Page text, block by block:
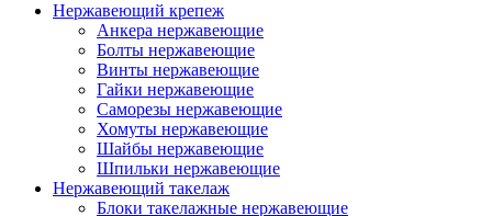
Нержавеющий крепеж
Анкера нержавеющие
Болты нержавеющие
Винты нержавеющие
Гайки нержавеющие
Саморезы нержавеющие
Хомуты нержавеющие
Шайбы нержавеющие
Шпильки нержавеющие
Нержавеющий такелаж
Блоки такелажные нержавеющие